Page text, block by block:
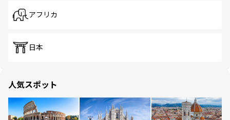
アフリカ
日本
人気スポット